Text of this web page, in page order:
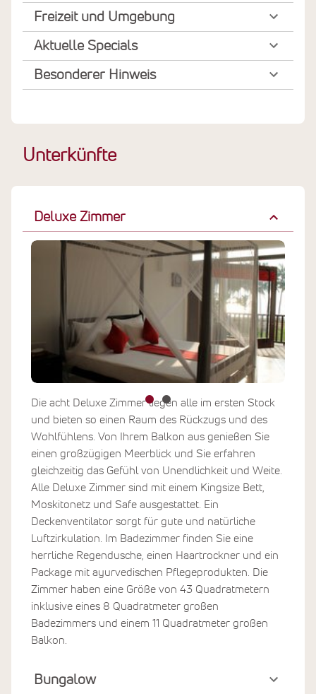
Freizeit und Umgebung
Aktuelle Specials
Besonderer Hinweis
Unterkünfte
Deluxe Zimmer
Die acht Deluxe Zimmer liegen alle im ersten Stock
und bieten so einen Raum des Rückzugs und des
Wohlfühlens. Von Ihrem Balkon aus genießen Sie
einen großzügigen Meerblick und Sie erfahren
gleichzeitig das Gefühl von Unendlichkeit und Weite.
Alle Deluxe Zimmer sind mit einem Kingsize Bett,
Moskitonetz und Safe ausgestattet. Ein
Deckenventilator sorgt für gute und natürliche
Luftzirkulation. Im Badezimmer finden Sie eine
herrliche Regendusche, einen Haartrockner und ein
Package mit ayurvedischen Pflegeprodukten. Die
Zimmer haben eine Größe von 43 Quadratmetern
inklusive eines 8 Quadratmeter großen
Badezimmers und einem 11 Quadratmeter großen
Balkon.
Bungalow